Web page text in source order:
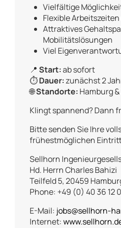
Vielfältige
Flexible
Attraktives
Mobilitätslösungen
Viel
📍 Start:ab sofort
⏱️Dauer:zunächst 2
🌐Standorte: Hamburg
Klingt spannend? Dann
Bitte senden Sie Ihre
frühestmöglichen
Sellhorn
Hd. Herrn Charles Bahizi
Teilfeld 5, 20459
Phone: +49 (0) 40 36 12
E-Mail: jobs@sellhorn-
Internet: